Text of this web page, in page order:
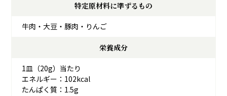
特定原材料に準ずるもの
牛肉・大豆・豚肉・りんご
栄養成分
1皿（20g）当たり
エネルギー：102kcal
たんぱく質：1.5g